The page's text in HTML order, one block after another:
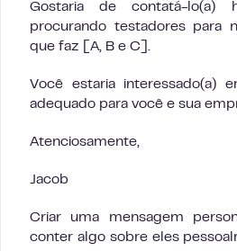
Gostaria de contatá-lo(a)
procurando testadores para
que faz [A, B e C].
Você estaria interessado(a)
adequado para você e sua
Atenciosamente,
Jacob
Criar uma mensagem
conter algo sobre eles